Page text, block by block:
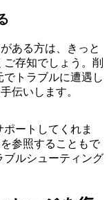
ある方は、きっと
存知でしょう。削
トラブルに遭遇し
伝いします。
ートしてくれま
参照することもで
ブルシューティング